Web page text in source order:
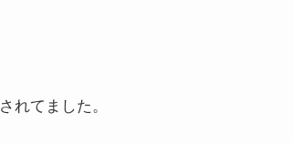
されてました。